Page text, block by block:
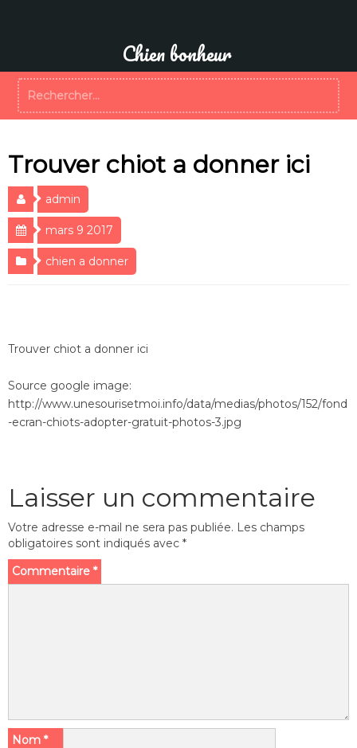
Chien bonheur
Trouver chiot a donner ici
admin
mars 9 2017
chien a donner
Trouver chiot a donner ici
Source google image:
http://www.unesourisetmoi.info/data/medias/photos/152/fond
-ecran-chiots-adopter-gratuit-photos-3.jpg
Laisser un commentaire
Votre adresse e-mail ne sera pas publiée. Les champs
obligatoires sont indiqués avec *
Commentaire *
Nom *
Rechercher :